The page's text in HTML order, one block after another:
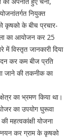
नियुक्त
कृषको के बीच प्रचार-
का आयोजन कर 25
में विस्तृत जानकारी दिया
कर कम बीज प्रति
जाने की तकनीक का
का भ्रमण किया था।
का उपयोग घुरूवा
महत्वकांक्षी योजना
कर ग्राम के कृषको